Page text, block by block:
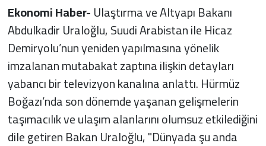
Ekonomi Haber-Ulaştırma ve Altyapı Bakanı
Abdulkadir Uraloğlu, Suudi Arabistan ile Hicaz
Demiryolu’nun yeniden yapılmasına yönelik
imzalanan mutabakat zaptına ilişkin detayları
yabancı bir televizyon kanalına anlattı. Hürmüz
Boğazı’nda son dönemde yaşanan gelişmelerin
taşımacılık ve ulaşım alanlarını olumsuz etkilediğini
dile getiren Bakan Uraloğlu, "Dünyada şu anda